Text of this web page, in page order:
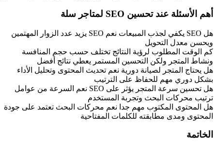
أهم الأسئلة عند تحسين SEO لمتاجر سلة
هل SEO يكفي لجذب المبيعات نعم SEO يزيد عدد الزوار المهتمين
ويحسن معدل التحويل
كم الوقت المطلوب لرؤية النتائج تختلف حسب حجم المنافسة
ونشاط المتجر ولكن التحسين المستمر يعطي نتائج أفضل
هل يحتاج المتجر لصيانة دورية نعم تحديث المحتوى وتحليل الأداء
بشكل دوري مهم للحفاظ على الترتيب
هل تحسين سرعة المتجر يؤثر على SEO نعم السرعة من عوامل
ترتيب محركات البحث وتجربة المستخدم
هل المحتوى المكتوب مهم جدا نعم محركات البحث تعتمد على جودة
المحتوى ومدى مطابقته للكلمات المفتاحية
الخاتمة